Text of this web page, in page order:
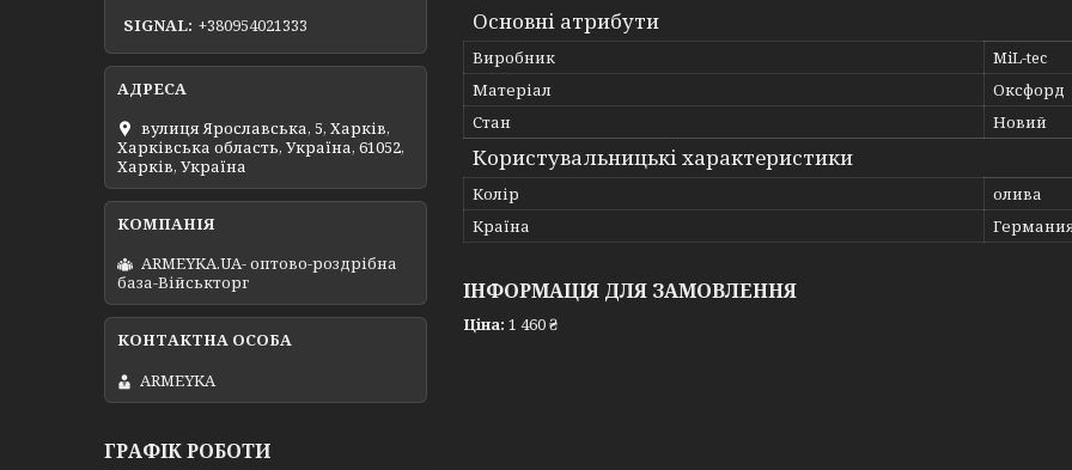
Основні атрибути
Виробник
MiL-tec
Матеріал
Оксфорд
Стан
Новий
Користувальницькі характеристики
Колір
олива
Країна
ІНФОРМАЦІЯ ДЛЯ ЗАМОВЛЕННЯ
Ціна: 1 460 ₴
SIGNAL +380954021333
вулиця Ярославська, 5, Харків,
Харківська область, Україна, 61052,
Харків, Україна
ARMEYKA.UA- оптово-роздрібна
база-Військторг
ARMEYKA
ГРАФІК РОБОТИ